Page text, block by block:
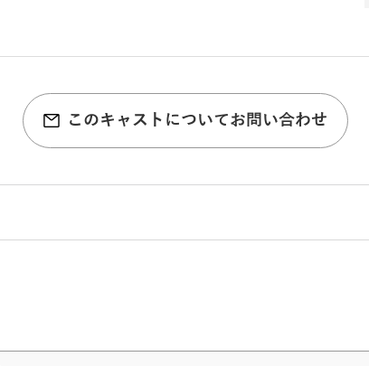
このキャストについてお問い合わせ